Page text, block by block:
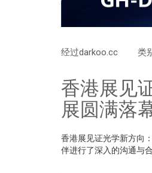
经过darkoo.cc 类
香港展见
展圆满落
香港展见证光学新方向
伴进行了深入的沟通与